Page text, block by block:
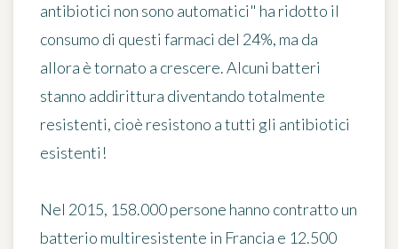
antibiotici non sono automatici" ha ridotto il
consumo di questi farmaci del 24%, ma da
allora è tornato a crescere. Alcuni batteri
stanno addirittura diventando totalmente
resistenti, cioè resistono a tutti gli antibiotici
esistenti!
Nel 2015, 158.000 persone hanno contratto un
batterio multiresistente in Francia e 12.500